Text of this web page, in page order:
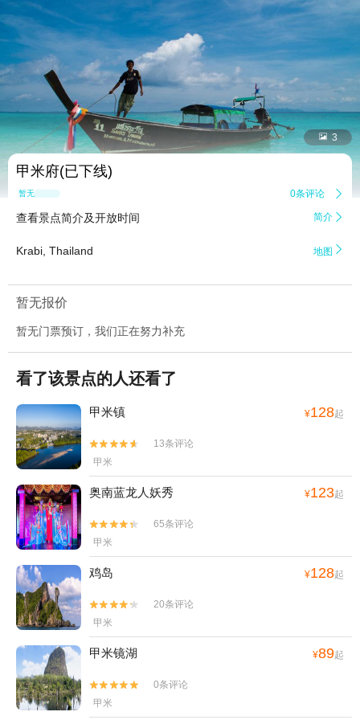
 3
甲米府(已下线)
暂无点评 0条评论 
查看景点简介及开放时间 简介 
Krabi, Thailand 地图 
暂无报价
暂无门票预订，我们正在努力补充
看了该景点的人还看了
甲米镇 ¥128起


13条评论
甲米
奥南蓝龙人妖秀 ¥123起


65条评论
甲米
鸡岛 ¥128起


20条评论
甲米
甲米镜湖 ¥89起


0条评论
甲米
